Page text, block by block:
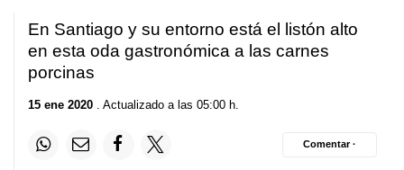
En Santiago y su entorno está el listón alto
en esta oda gastronómica a las carnes
porcinas
15 ene 2020 . Actualizado a las 05:00 h.
Comentar ·